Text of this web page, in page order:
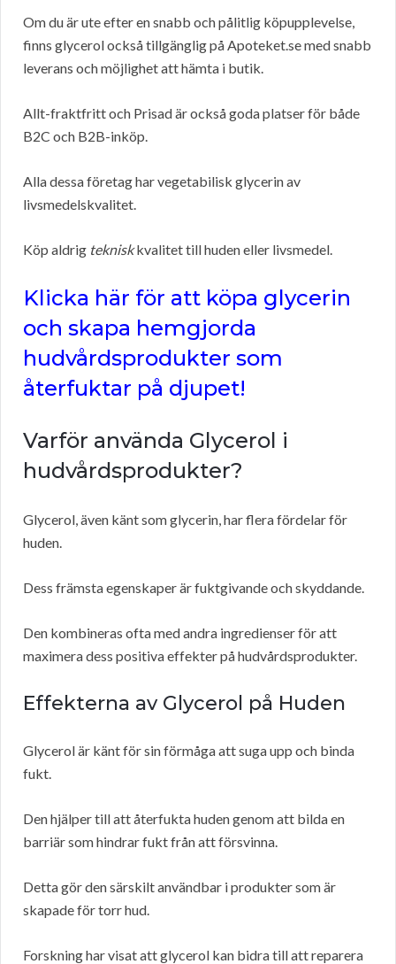
Om du är ute efter en snabb och pålitlig köpupplevelse,
finns glycerol också tillgänglig på Apoteket.se med snabb
leverans och möjlighet att hämta i butik.
Allt-fraktfritt och Prisad är också goda platser för både
B2C och B2B-inköp.
Alla dessa företag har vegetabilisk glycerin av
livsmedelskvalitet.
Köp aldrig tekniskkvalitet till huden eller livsmedel.
Klicka här för att köpa glycerin
och skapa hemgjorda
hudvårdsprodukter som
återfuktar på djupet!
Varför använda Glycerol i
hudvårdsprodukter?
Glycerol, även känt som glycerin, har flera fördelar för
huden.
Dess främsta egenskaper är fuktgivande och skyddande.
Den kombineras ofta med andra ingredienser för att
maximera dess positiva effekter på hudvårdsprodukter.
Effekterna av Glycerol på Huden
Glycerol är känt för sin förmåga att suga upp och binda
fukt.
Den hjälper till att återfukta huden genom att bilda en
barriär som hindrar fukt från att försvinna.
Detta gör den särskilt användbar i produkter som är
skapade för torr hud.
Forskning har visat att glycerol kan bidra till att reparera